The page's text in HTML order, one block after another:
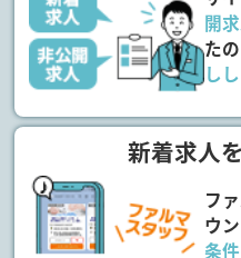
開
た
し
新着求人
フ
ウ
条